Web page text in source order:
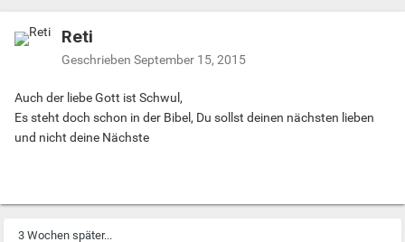
Reti
Geschrieben September 15, 2015
Auch der liebe Gott ist Schwul,
Es steht doch schon in der Bibel, Du sollst deinen nächsten lieben
und nicht deine Nächste
3 Wochen später...